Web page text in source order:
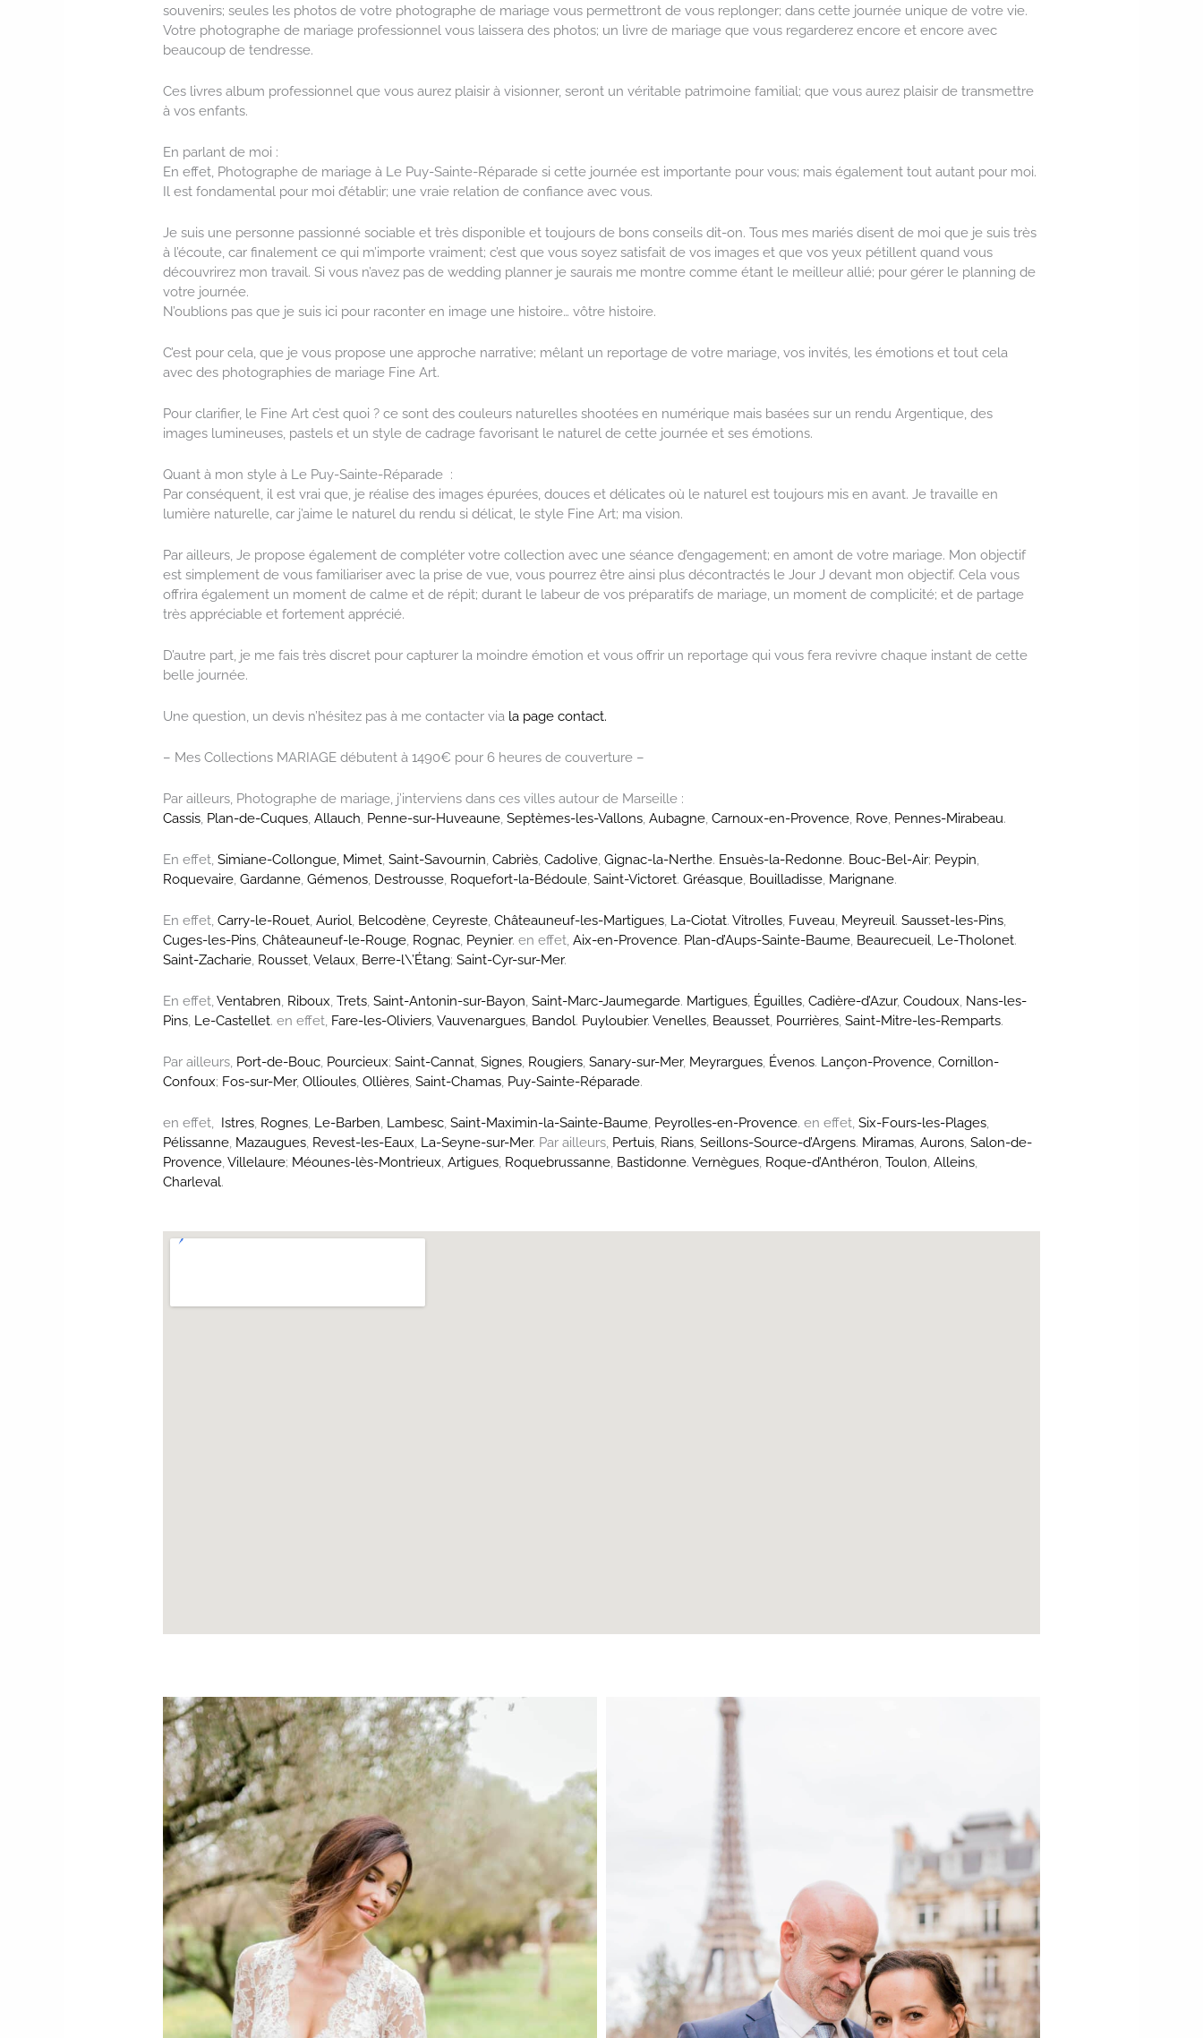
souvenirs; seules les photos de votre photographe de mariage vous permettront de vous replonger; dans cette journée unique de votre vie.
Votre photographe de mariage professionnel vous laissera des photos; un livre de mariage que vous regarderez encore et encore avec
beaucoup de tendresse.
Ces livres album professionnel que vous aurez plaisir à visionner, seront un véritable patrimoine familial; que vous aurez plaisir de transmettre
à vos enfants.
En parlant de moi :
En effet, Photographe de mariage à Le Puy-Sainte-Réparade si cette journée est importante pour vous; mais également tout autant pour moi.
Il est fondamental pour moi d’établir; une vraie relation de confiance avec vous.
Je suis une personne passionné sociable et très disponible et toujours de bons conseils dit-on. Tous mes mariés disent de moi que je suis très
à l’écoute, car finalement ce qui m’importe vraiment; c’est que vous soyez satisfait de vos images et que vos yeux pétillent quand vous
découvrirez mon travail. Si vous n’avez pas de wedding planner je saurais me montre comme étant le meilleur allié; pour gérer le planning de
votre journée.
N’oublions pas que je suis ici pour raconter en image une histoire… vôtre histoire.
C’est pour cela, que je vous propose une approche narrative; mêlant un reportage de votre mariage, vos invités, les émotions et tout cela
avec des photographies de mariage Fine Art.
Pour clarifier, le Fine Art c’est quoi ? ce sont des couleurs naturelles shootées en numérique mais basées sur un rendu Argentique, des
images lumineuses, pastels et un style de cadrage favorisant le naturel de cette journée et ses émotions.
Quant à mon style à Le Puy-Sainte-Réparade :
Par conséquent, il est vrai que, je réalise des images épurées, douces et délicates où le naturel est toujours mis en avant. Je travaille en
lumière naturelle, car j’aime le naturel du rendu si délicat, le style Fine Art; ma vision.
Par ailleurs, Je propose également de compléter votre collection avec une séance d’engagement; en amont de votre mariage. Mon objectif
est simplement de vous familiariser avec la prise de vue, vous pourrez être ainsi plus décontractés le Jour J devant mon objectif. Cela vous
offrira également un moment de calme et de répit; durant le labeur de vos préparatifs de mariage, un moment de complicité; et de partage
très appréciable et fortement apprécié.
D’autre part, je me fais très discret pour capturer la moindre émotion et vous offrir un reportage qui vous fera revivre chaque instant de cette
belle journée.
Une question, un devis n’hésitez pas à me contacter via la page contact.
– Mes Collections MARIAGE débutent à 1490€ pour 6 heures de couverture –
Par ailleurs, Photographe de mariage, j’interviens dans ces villes autour de Marseille :
Cassis, Plan-de-Cuques,Allauch, Penne-sur-Huveaune,Septèmes-les-Vallons,Aubagne,Carnoux-en-Provence, Rove, Pennes-Mirabeau.
En effet,Simiane-Collongue, Mimet,Saint-Savournin,Cabriès,Cadolive,Gignac-la-Nerthe. Ensuès-la-Redonne. Bouc-Bel-Air; Peypin,
Roquevaire,Gardanne,Gémenos, Destrousse, Roquefort-la-Bédoule,Saint-Victoret.Gréasque, Bouilladisse, Marignane.
En effet,Carry-le-Rouet,Auriol, Belcodène,Ceyreste,Châteauneuf-les-Martigues, La-Ciotat.Vitrolles, Fuveau, Meyreuil.Sausset-les-Pins,
Cuges-les-Pins,Châteauneuf-le-Rouge, Rognac, Peynier. en effet,Aix-en-Provence. Plan-d’Aups-Sainte-Baume, Beaurecueil, Le-Tholonet.
Saint-Zacharie, Rousset,Velaux, Berre-l\’Étang;Saint-Cyr-sur-Mer.
En effet,Ventabren, Riboux,Trets,Saint-Antonin-sur-Bayon,Saint-Marc-Jaumegarde. Martigues, Éguilles,Cadière-d’Azur,Coudoux, Nans-les-
Pins, Le-Castellet. en effet, Fare-les-Oliviers,Vauvenargues, Bandol. Puyloubier.Venelles, Beausset, Pourrières,Saint-Mitre-les-Remparts.
Par ailleurs, Port-de-Bouc, Pourcieux;Saint-Cannat,Signes, Rougiers,Sanary-sur-Mer, Meyrargues, Évenos. Lançon-Provence,Cornillon-
Confoux; Fos-sur-Mer,Ollioules,Ollières,Saint-Chamas, Puy-Sainte-Réparade.
en effet, Istres, Rognes, Le-Barben, Lambesc,Saint-Maximin-la-Sainte-Baume, Peyrolles-en-Provence. en effet,Six-Fours-les-Plages,
Pélissanne, Mazaugues, Revest-les-Eaux, La-Seyne-sur-Mer. Par ailleurs, Pertuis, Rians,Seillons-Source-d’Argens. Miramas,Aurons,Salon-de-
Provence,Villelaure; Méounes-lès-Montrieux,Artigues, Roquebrussanne, Bastidonne.Vernègues, Roque-d’Anthéron,Toulon,Alleins,
Charleval.